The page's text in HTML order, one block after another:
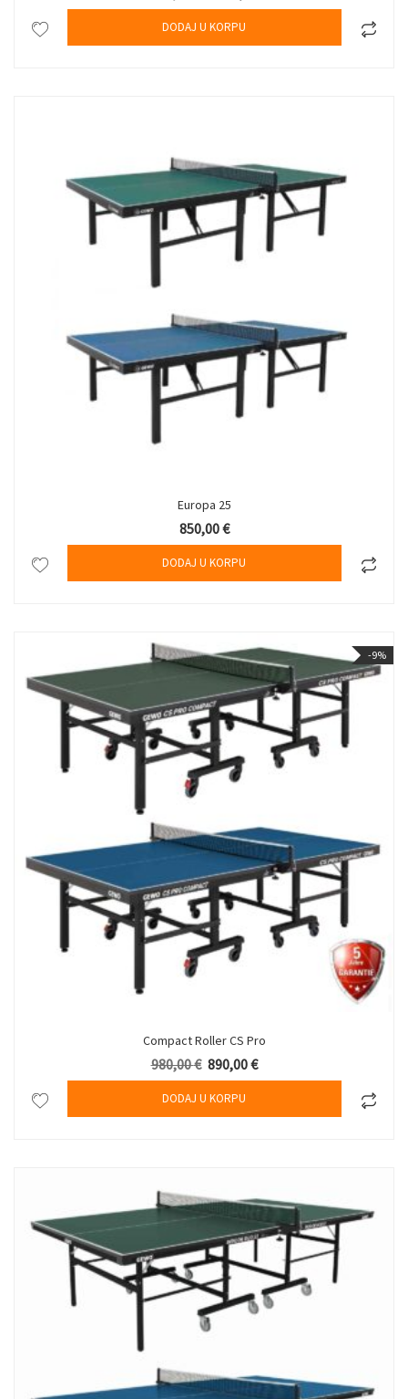
DODAJ U KORPU
Europa 25
850,00€
DODAJ U KORPU
-9%
Compact Roller CS Pro
980,00€ Originalna cena je bila: 980,00 €.
890,00€Trenutna cena je: 890,00 €.
DODAJ U KORPU